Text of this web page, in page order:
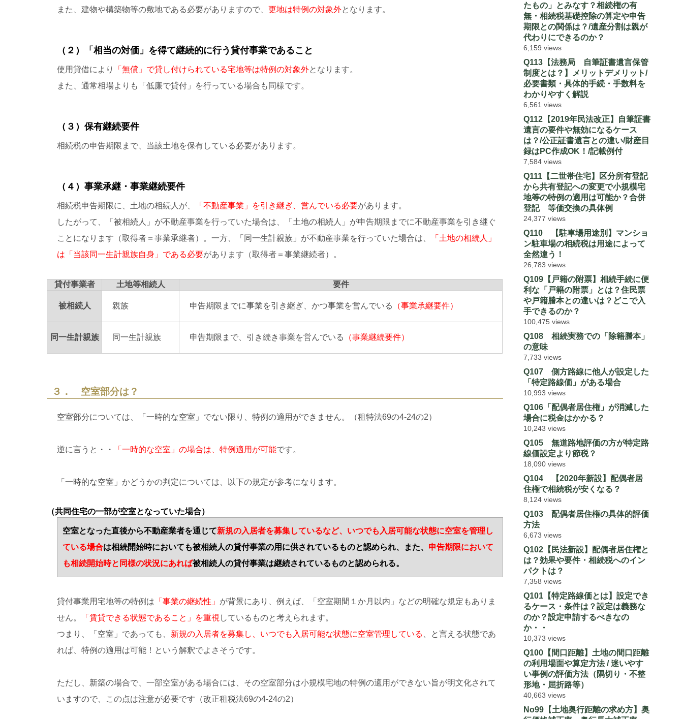
また、建物や構築物等の敷地である必要がありますので、 更地は特例の対象外となります。
（２）「相当の対価」を得て継続的に行う貸付事業であること
使用貸借により 「無償」で貸し付けられている宅地等は特例の対象外となります。
また、通常相場よりも「低廉で貸付」を行っている場合も同様です。
（３）保有継続要件
相続税の申告期限まで、当該土地を保有している必要があります。
（４）事業承継・事業継続要件
相続税申告期限に、土地の相続人が、 「不動産事業」を引き継ぎ、営んでいる必要があります。
したがって、「被相続人」が不動産事業を行っていた場合は、「土地の相続人」が申告期限までに不動産事業を引き継ぐ
ことになります（取得者＝事業承継者）。一方、「同一生計親族」が不動産事業を行っていた場合は、
「土地の相続人」
は「当該同一生計親族自身」である必要があります（取得者＝事業継続者）。
貸付事業者 土地等相続人 要件
被相続人 親族 申告期限までに事業を引き継ぎ、かつ事業を営んでいる （事業承継要件）
同一生計親族 同一生計親族 申告期限まで、引き続き事業を営んでいる （事業継続要件）
３． 空室部分は？
空室部分については、「一時的な空室」でない限り、特例の適用ができません。（租特法69の4-24の2）
逆に言うと・・ 「一時的な空室」の場合は、特例適用が可能です。
「一時的な空室」かどうかの判定については、以下の規定が参考になります。
（共同住宅の一部が空室となっていた場合）
空室となった直後から不動産業者を通じて新規の入居者を募集しているなど、いつでも入居可能な状態に空室を管理し
ている場合は相続開始時においても被相続人の貸付事業の用に供されているものと認められ、また、 申告期限において
も相続開始時と同様の状況にあれば被相続人の貸付事業は継続されているものと認められる。
貸付事業用宅地等の特例は 「事業の継続性」 が背景にあり、例えば、「空室期間１か月以内」などの明確な規定もありま
せん。
「賃貸できる状態であること」を重視 しているものと考えられます。
つまり、「空室」であっても、 新規の入居者を募集し、いつでも入居可能な状態に空室管理している
、と言える状態であ
れば、特例の適用は可能！という解釈でよさそうです。
ただし、新築の場合で、一部空室がある場合には、その空室部分は小規模宅地の特例の適用ができない旨が明文化されて
いますので、この点は注意が必要です（改正租税法69の4-24の2）
たもの」とみなす？相続権の有
無・相続税基礎控除の算定や申告
期限との関係は？/遺産分割は親が
代わりにできるのか？
6,159 views
Q113【法務局 自筆証書遺言保管
制度とは？】メリットデメリット/
必要書類・具体的手続・手数料を
わかりやすく解説
6,561 views
Q112【2019年民法改正】自筆証書
遺言の要件や無効になるケース
は？/公正証書遺言との違い/財産目
録はPC作成OK！/記載例付
7,584 views
Q111【二世帯住宅】区分所有登記
から共有登記への変更で小規模宅
地等の特例の適用は可能か？合併
登記 等価交換の具体例
24,377 views
Q110 【駐車場用途別】マンショ
ン駐車場の相続税は用途によって
全然違う！
26,783 views
Q109【戸籍の附票】相続手続に便
利な「戸籍の附票」とは？住民票
や戸籍謄本との違いは？どこで入
手できるのか？
100,475 views
Q108 相続実務での「除籍謄本」
の意味
7,733 views
Q107 側方路線に他人が設定した
「特定路線価」がある場合
10,993 views
Q106「配偶者居住権」が消滅した
場合に税金はかかる？
10,243 views
Q105 無道路地評価の方が特定路
線価設定より節税？
18,090 views
Q104 【2020年新設】配偶者居
住権で相続税が安くなる？
8,124 views
Q103 配偶者居住権の具体的評価
方法
6,673 views
Q102【民法新設】配偶者居住権と
は？効果や要件・相続税へのイン
パクトは？
7,358 views
Q101【特定路線価とは】設定でき
るケース・条件は？設定は義務な
のか？設定申請するべきなの
か・・
10,373 views
Q100【間口距離】土地の間口距離
の利用場面や算定方法 / 迷いやす
い事例の評価方法（隅切り・不整
形地・屈折路等）
40,663 views
No99【土地奥行距離の求め方】奥